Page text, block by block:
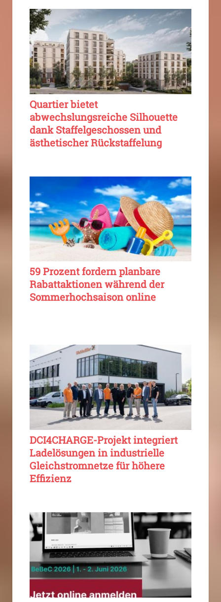
Quartier bietet
abwechslungsreiche Silhouette
dank Staffelgeschossen und
ästhetischer Rückstaffelung
59 Prozent fordern planbare
Rabattaktionen während der
Sommerhochsaison online
DCI4CHARGE-Projekt integriert
Ladelösungen in industrielle
Gleichstromnetze für höhere
Effizienz